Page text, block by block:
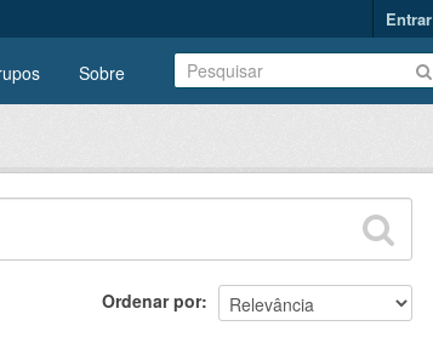
Entrar
Sobre
Ordenar por